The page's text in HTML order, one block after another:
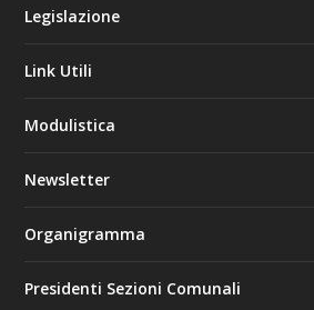
Legislazione
Link Utili
Modulistica
Newsletter
Organigramma
Presidenti Sezioni Comunali